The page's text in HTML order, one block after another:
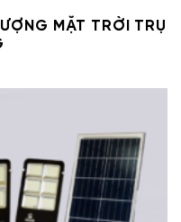
MẶT TRỜI TRỤ